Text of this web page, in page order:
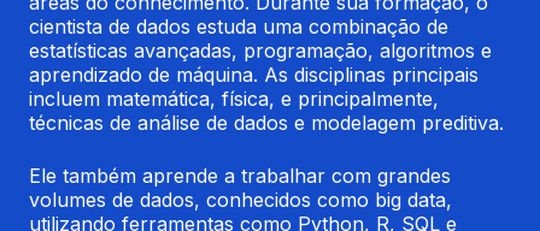
cientista de dados estuda uma combinação de
estatísticas avançadas, programação, algoritmos e
aprendizado de máquina. As disciplinas principais
incluem matemática, física, e principalmente,
técnicas de análise de dados e modelagem preditiva.
Ele também aprende a trabalhar com grandes
volumes de dados, conhecidos como big data,
utilizando ferramentas como Python, R, SQL e